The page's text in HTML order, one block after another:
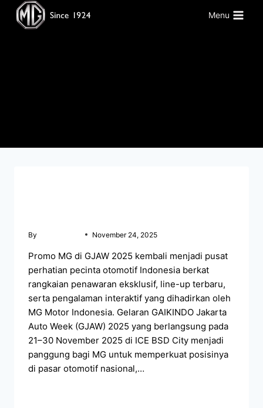
Menu
By November 24, 2025
Promo MG di GJAW 2025 kembali menjadi pusat
perhatian pecinta otomotif Indonesia berkat
rangkaian penawaran eksklusif, line-up terbaru,
serta pengalaman interaktif yang dihadirkan oleh
MG Motor Indonesia. Gelaran GAIKINDO Jakarta
Auto Week (GJAW) 2025 yang berlangsung pada
21–30 November 2025 di ICE BSD City menjadi
panggung bagi MG untuk memperkuat posisinya
di pasar otomotif nasional,…